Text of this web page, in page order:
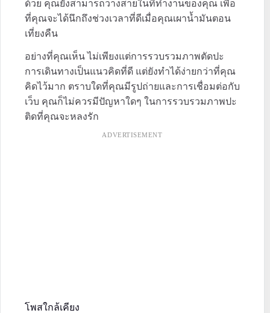
ด้วย คุณยังสามารถวางสายในที่ทำงานของคุณ เพื่อ
ที่คุณจะได้นึกถึงช่วงเวลาที่ดีเมื่อคุณเผาน้ำมันตอน
เที่ยงคืน
อย่างที่คุณเห็น ไม่เพียงแต่การรวบรวมภาพตัดปะ
การเดินทางเป็นแนวคิดที่ดี แต่ยังทำได้ง่ายกว่าที่คุณ
คิดไว้มาก ตราบใดที่คุณมีรูปถ่ายและการเชื่อมต่อกับ
เว็บ คุณก็ไม่ควรมีปัญหาใดๆ ในการรวบรวมภาพปะ
ติดที่คุณจะหลงรัก
ADVERTISEMENT
โพสใกล้เคียง